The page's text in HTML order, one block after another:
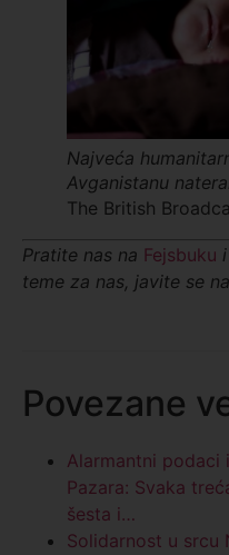
Najveća
Avganistanu
The British
Pratite nas na Fejsbuku i
teme za nas, javite se na
Povezane
Alarmantni podaci
Pazara: Svaka
šesta i…
Solidarnost u srcu